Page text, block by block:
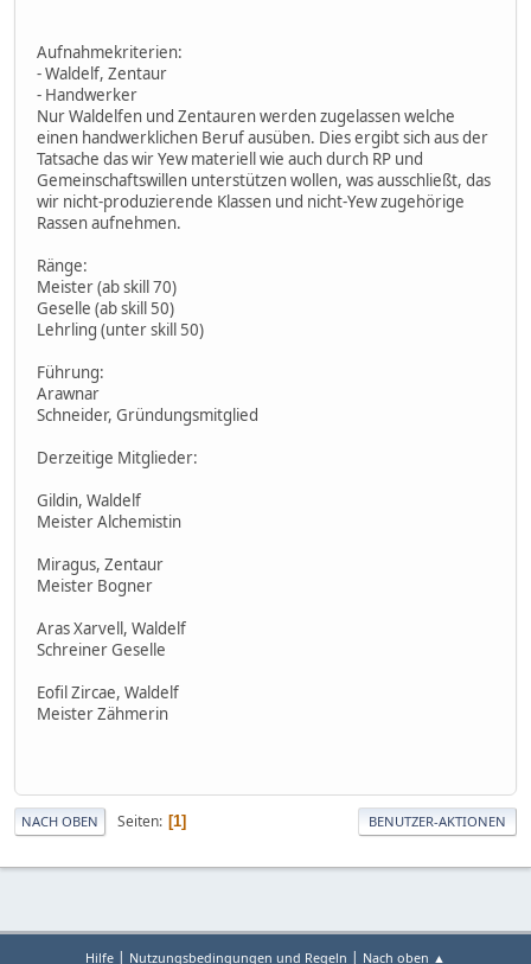
Aufnahmekriterien:
- Waldelf, Zentaur
- Handwerker
Nur Waldelfen und Zentauren werden zugelassen welche
einen handwerklichen Beruf ausüben. Dies ergibt sich aus der
Tatsache das wir Yew materiell wie auch durch RP und
Gemeinschaftswillen unterstützen wollen, was ausschließt, das
wir nicht-produzierende Klassen und nicht-Yew zugehörige
Rassen aufnehmen.
Ränge:
Meister (ab skill 70)
Geselle (ab skill 50)
Lehrling (unter skill 50)
Führung:
Arawnar
Schneider, Gründungsmitglied
Derzeitige Mitglieder:
Gildin, Waldelf
Meister Alchemistin
Miragus, Zentaur
Meister Bogner
Aras Xarvell, Waldelf
Schreiner Geselle
Eofil Zircae, Waldelf
Meister Zähmerin
NACH OBEN Seiten 1 BENUTZER-AKTIONEN
Hilfe Nutzungsbedingungen und Regeln Nach oben ▲